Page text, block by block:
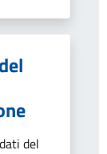
del